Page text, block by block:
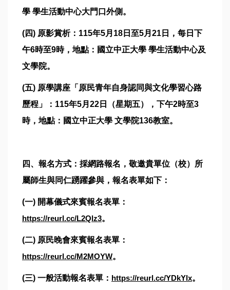
學 學生活動中心大門口外側。
(四) 原影賞析：115年5月18日至5月21日，每日下
午6時至9時，地點：國立中正大學 學生活動中心及
文學院。
(五) 原學講座「原民青年自身認同與文化學習心路
歷程」：115年5月22日（星期五），下午2時至3
時，地點：國立中正大學 文學院136教室。
四、報名方式：採網路報名，敬邀貴單位（校）所
屬師生與同仁踴躍參與，報名表單如下：
(一) 開幕儀式來賓報名表單：
https://reurl.cc/L2Qlz3。
(二) 原民晚會來賓報名表單：
https://reurl.cc/M2MOYW。
(三) 一般活動報名表單： https://reurl.cc/YDkYlx。